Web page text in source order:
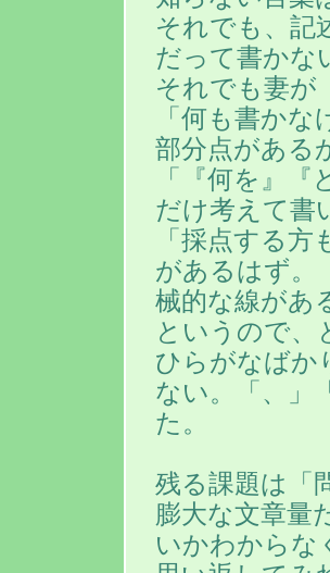
それでも、記
だって書かな
それでも妻が
「何も書か
部分点がある
「『何を』
だけ考えて書
「採点する
があるはず。
械的な線があ
というので、
ひらがなばか
ない。「、」
た。
残る課題は「
膨大な文章量
いかわからな